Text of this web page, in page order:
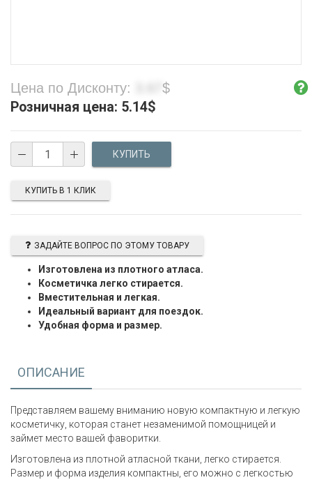
Цена по Дисконту: $
Розничная цена: 5.14$
КУПИТЬ В 1 КЛИК
ЗАДАЙТЕ ВОПРОС ПО ЭТОМУ ТОВАРУ
Изготовлена из плотного атласа.
Косметичка легко стирается.
Вместительная и легкая.
Идеальный вариант для поездок.
Удобная форма и размер.
ОПИСАНИЕ
Представляем вашему вниманию новую компактную и легкую
косметичку, которая станет незаменимой помощницей и
займет место вашей фаворитки.
Изготовлена из плотной атласной ткани, легко стирается.
Размер и форма изделия компактны, его можно с легкостью